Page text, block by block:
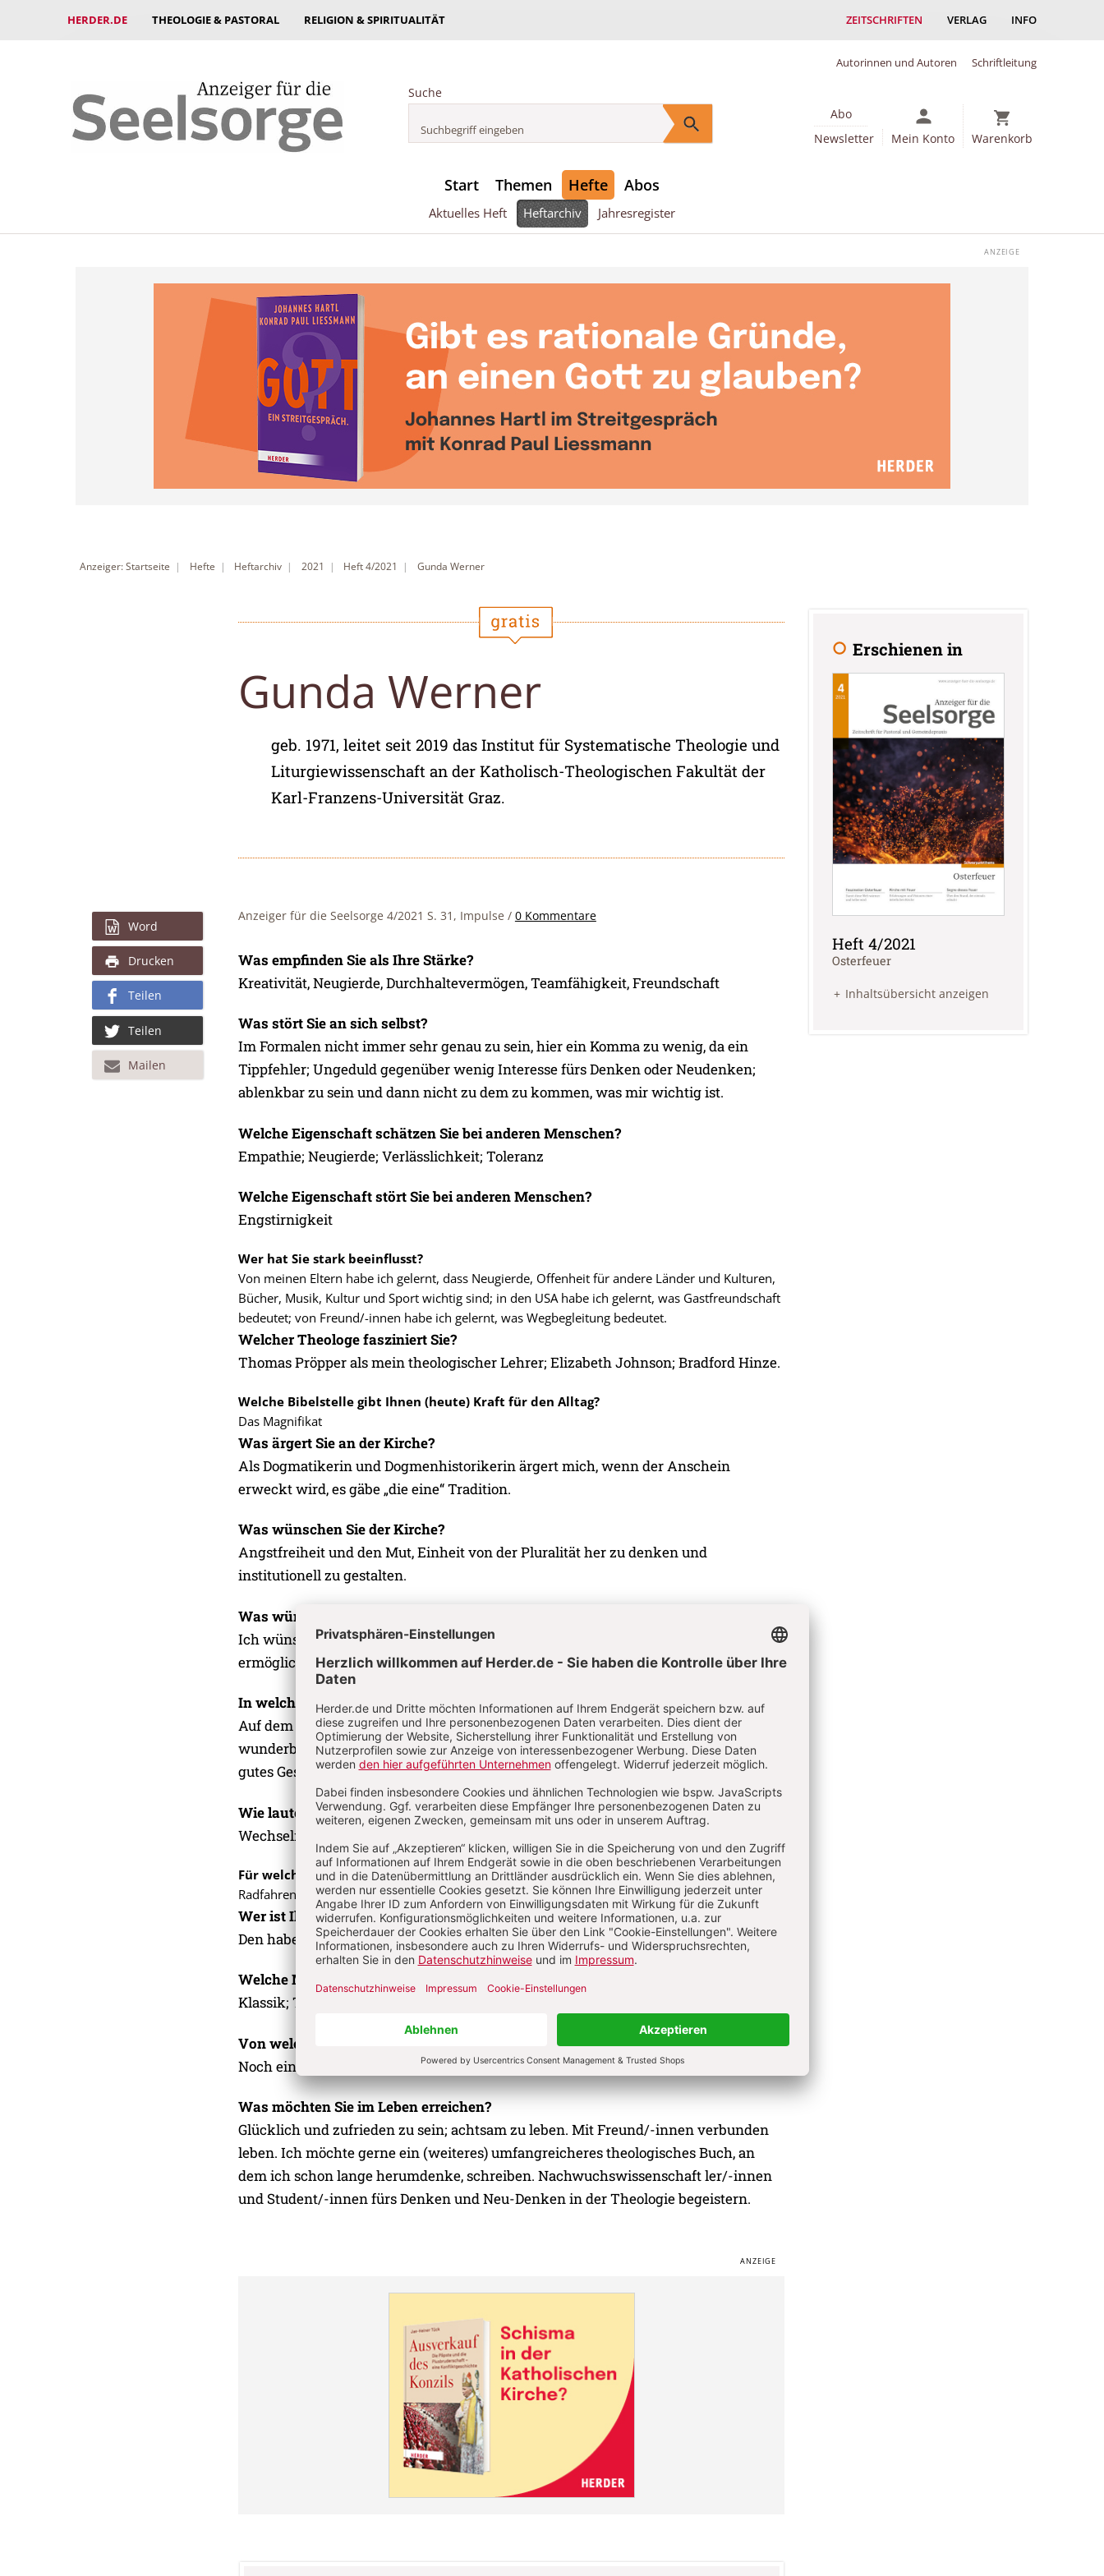
HERDER.DE THEOLOGIE & PASTORAL RELIGION & SPIRITUALITÄT ZEITSCHRIFTEN VERLAG INFO
Autorinnen und Autoren Schriftleitung
Suche
Abo
Newsletter
Mein Konto Warenkorb
Start Themen Hefte Abos
Aktuelles Heft Heftarchiv Jahresregister
Anzeiger: Startseite Hefte Heftarchiv 2021 Heft 4/2021 Gunda Werner
Gunda Werner
geb. 1971, leitet seit 2019 das Institut für Systematische Theologie und
Liturgiewissenschaft an der Katholisch-Theologischen Fakultät der
Karl-Franzens-Universität Graz.
Anzeiger für die Seelsorge 4/2021 S. 31, Impulse / 0 Kommentare
Was empfinden Sie als Ihre Stärke?
Kreativität, Neugierde, Durchhaltevermögen, Teamfähigkeit, Freundschaft
Was stört Sie an sich selbst?
Im Formalen nicht immer sehr genau zu sein, hier ein Komma zu wenig, da ein
Tippfehler; Ungeduld gegenüber wenig Interesse fürs Denken oder Neudenken;
ablenkbar zu sein und dann nicht zu dem zu kommen, was mir wichtig ist.
Welche Eigenschaft schätzen Sie bei anderen Menschen?
Empathie; Neugierde; Verlässlichkeit; Toleranz
Welche Eigenschaft stört Sie bei anderen Menschen?
Engstirnigkeit
Wer hat Sie stark beeinflusst?
Von meinen Eltern habe ich gelernt, dass Neugierde, Offenheit für andere Länder und Kulturen,
Bücher, Musik, Kultur und Sport wichtig sind; in den USA habe ich gelernt, was Gastfreundschaft
bedeutet; von Freund/-innen habe ich gelernt, was Wegbegleitung bedeutet.
Welcher Theologe fasziniert Sie?
Thomas Pröpper als mein theologischer Lehrer; Elizabeth Johnson; Bradford Hinze.
Welche Bibelstelle gibt Ihnen (heute) Kraft für den Alltag?
Das Magnifikat
Was ärgert Sie an der Kirche?
Als Dogmatikerin und Dogmenhistorikerin ärgert mich, wenn der Anschein
erweckt wird, es gäbe „die eine“ Tradition.
Was wünschen Sie der Kirche?
Angstfreiheit und den Mut, Einheit von der Pluralität her zu denken und
institutionell zu gestalten.
Was wünschen Sie sich von der Kirche?
Ich wünsche mir, dass sie die Freiheit Jesu konkret und verlässlich lebt und
ermöglicht.
In welchen Momenten empfinden Sie tiefes Glück?
Auf dem Fahrrad auf dem Weg zu einem Pass und wenn ich dann oben bin:
wunderbar; auf dem Rad mit Freund/-innen unterwegs zu sein; ein gutes Buch; ein
gutes Gespräch; eine Idee, ein Gedanke; in einen See zu springen; am Meer zu sein.
Wie lautet Ihr Lebensmotto?
Wechselnde Pfade. Schatten und Licht. Alles ist Gnade. Fürchte dich nicht.
Für welche Hobbys nehmen Sie sich Zeit?
Radfahren, Joggen, Kraftsport, Lesen, Kultur, Kochen
Wer ist Ihr Lieblingsschriftsteller?
Den habe ich nicht.
Welche Musik bevorzugen Sie?
Klassik; The Cure; Liedermacher; Tocotronic; Element of Crime
Von welchem Leben träumen Sie heimlich?
Noch einmal für lange Zeit auf dem Rad durch die Welt zu fahren.
Was möchten Sie im Leben erreichen?
Glücklich und zufrieden zu sein; achtsam zu leben. Mit Freund/-innen verbunden
leben. Ich möchte gerne ein (weiteres) umfangreicheres theologisches Buch, an
dem ich schon lange herumdenke, schreiben. Nachwuchswissenschaft ler/-innen
und Student/-innen fürs Denken und Neu-Denken in der Theologie begeistern.
Word
Drucken
Teilen
Teilen
Mailen
Erschienen in
Heft 4/2021
:
Osterfeuer
Inhaltsübersicht anzeigen